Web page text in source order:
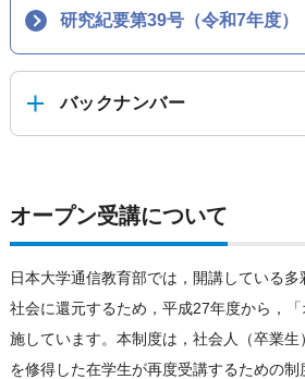
研究紀要第39号（令和7年度）
バックナンバー
オープン受講について
日本大学通信教育部では，開講している多
社会に還元するため，平成27年度から，
施しています。本制度は，社会人（卒業生
を修得した在学生が再度受講するための